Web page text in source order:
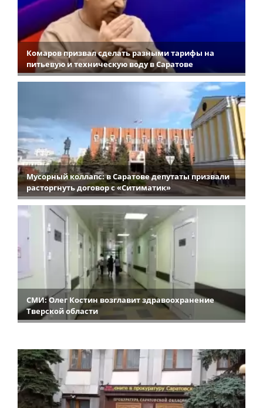
Комаров призвал сделать разными тарифы на
питьевую и техническую воду в Саратове
Мусорный коллапс: в Саратове депутаты призвали
расторгнуть договор с «Ситиматик»
СМИ: Олег Костин возглавит здравоохранение
Тверской области